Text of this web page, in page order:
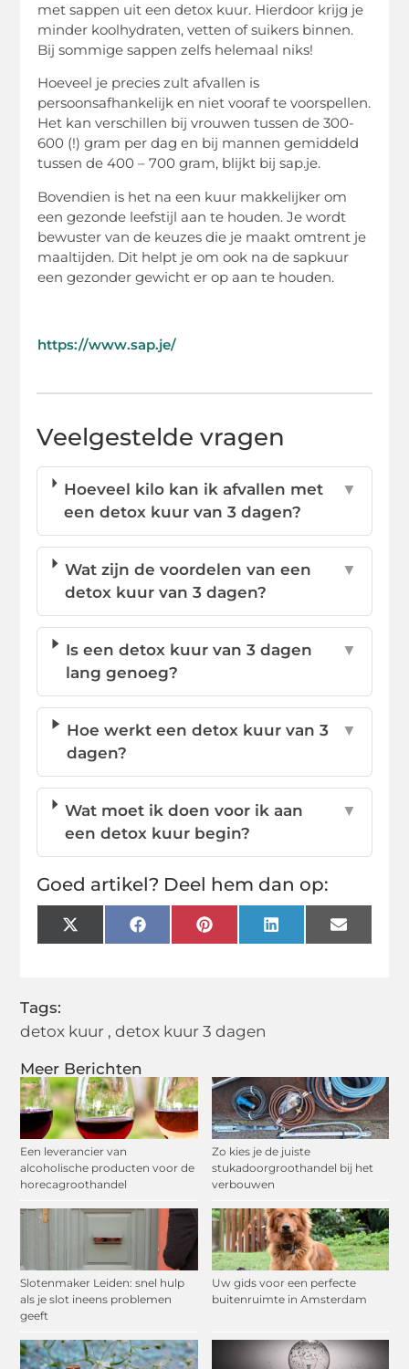
Meer Berichten
Een leverancier van
alcoholische producten voor de
horecagroothandel
Zo kies je de juiste
stukadoorgroothandel bij het
verbouwen
Slotenmaker Leiden: snel hulp
als je slot ineens problemen
geeft
Uw gids voor een perfecte
buitenruimte in Amsterdam
met sappen uit een detox kuur. Hierdoor krijg je
minder koolhydraten, vetten of suikers binnen.
Bij sommige sappen zelfs helemaal niks!
Hoeveel je precies zult afvallen is
persoonsafhankelijk en niet vooraf te voorspellen.
Het kan verschillen bij vrouwen tussen de 300-
600 (!) gram per dag en bij mannen gemiddeld
tussen de 400 – 700 gram, blijkt bij sap.je.
Bovendien is het na een kuur makkelijker om
een gezonde leefstijl aan te houden. Je wordt
bewuster van de keuzes die je maakt omtrent je
maaltijden. Dit helpt je om ook na de sapkuur
een gezonder gewicht er op aan te houden.
https://www.sap.je/
Veelgestelde vragen
Hoeveel kilo kan ik afvallen met
een detox kuur van 3 dagen?
▼
Wat zijn de voordelen van een
detox kuur van 3 dagen?
▼
Is een detox kuur van 3 dagen
lang genoeg?
▼
Hoe werkt een detox kuur van 3
dagen?
▼
Wat moet ik doen voor ik aan
een detox kuur begin?
▼
Goed artikel? Deel hem dan op:
X
(Twitter)
FacebookPinterestLinkedInEmail
Tags:
detox kuur ,detox kuur 3 dagen